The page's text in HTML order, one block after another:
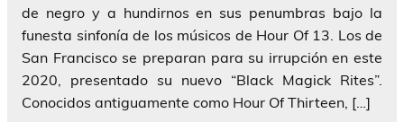
de negro y a hundirnos en sus penumbras bajo la
funesta sinfonía de los músicos de Hour Of 13. Los de
San Francisco se preparan para su irrupción en este
2020, presentado su nuevo “Black Magick Rites”.
Conocidos antiguamente como Hour Of Thirteen, […]